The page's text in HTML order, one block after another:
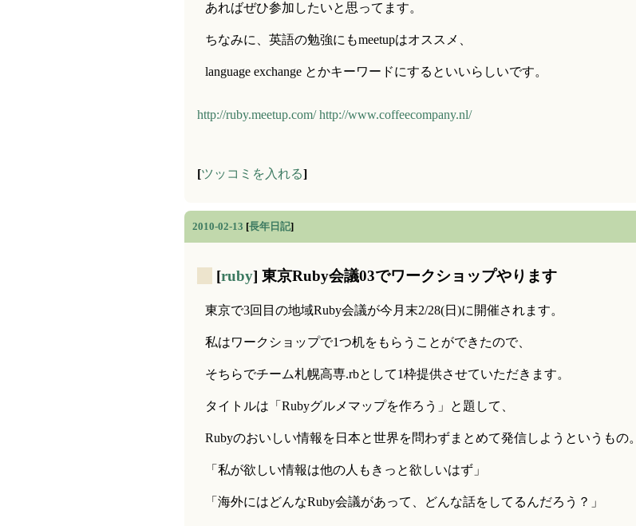
あればぜひ参加したいと思ってます。
ちなみに、英語の勉強にもmeetupはオススメ、
language exchange とかキーワードにするといいらしいです。
http://ruby.meetup.com/ http://www.coffeecompany.nl/
[ツッコミを入れる]
2010-02-13 [長年日記]
[ruby] 東京Ruby会議03でワークショップやります
東京で3回目の地域Ruby会議が今月末2/28(日)に開催されます。
私はワークショップで1つ机をもらうことができたので、
そちらでチーム札幌高専.rbとして1枠提供させていただきます。
タイトルは「Rubyグルメマップを作ろう」と題して、
Rubyのおいしい情報を日本と世界を問わずまとめて発信しようというもの。
「私が欲しい情報は他の人もきっと欲しいはず」
「海外にはどんなRuby会議があって、どんな話をしてるんだろう？」